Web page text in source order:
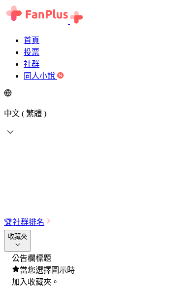
首頁
投票
社群
同人小說
中文 ( 繁體 )
🏆社群排名
收藏夾
公告欄標題
當您選擇圖示時
加入收藏夾。